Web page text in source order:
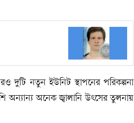
দুটি নতুন ইউনিট স্থাপনের পরিকল্পনা
অন্যান্য অনেক জ্বালানি উৎসের তুলনায়